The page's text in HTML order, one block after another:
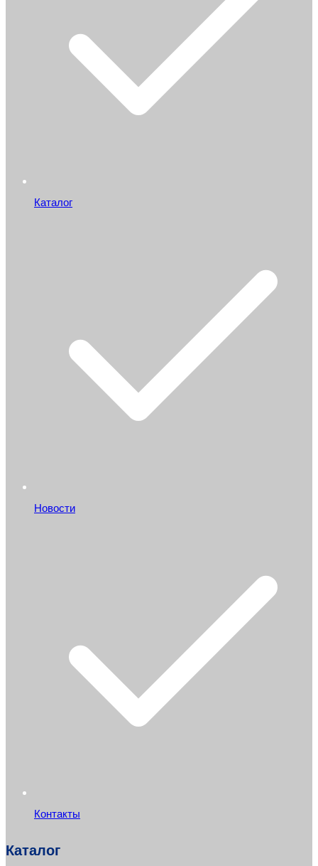
Каталог
Новости
Контакты
Каталог